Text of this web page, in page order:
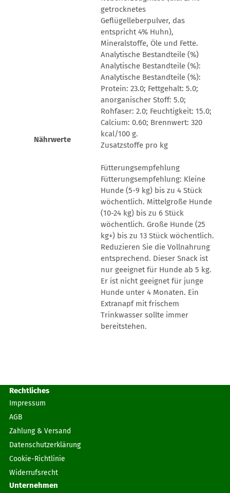
Nährwerte
getrocknetes
Geflügelleberpulver, das
entspricht 4% Huhn),
Mineralstoffe, Öle und Fette.
Analytische Bestandteile (%)
Analytische Bestandteile (%):
Analytische Bestandteile (%):
Protein: 23.0; Fettgehalt: 5.0;
anorganischer Stoff: 5.0;
Rohfaser: 2.0; Feuchtigkeit: 15.0;
Calcium: 0.60; Brennwert: 320
kcal/100 g.
Zusatzstoffe pro kg
Fütterungsempfehlung
Fütterungsempfehlung: Kleine
Hunde (5-9 kg) bis zu 4 Stück
wöchentlich. Mittelgroße Hunde
(10-24 kg) bis zu 6 Stück
wöchentlich. Große Hunde (25
kg+) bis zu 13 Stück wöchentlich.
Reduzieren Sie die Vollnahrung
entsprechend. Dieser Snack ist
nur geeignet für Hunde ab 5 kg.
Er ist nicht geeignet für junge
Hunde unter 4 Monaten. Ein
Extranapf mit frischem
Trinkwasser sollte immer
bereitstehen.
Rechtliches
Impressum
AGB
Zahlung & Versand
Datenschutzerklärung
Cookie-Richtlinie
Widerrufsrecht
Unternehmen